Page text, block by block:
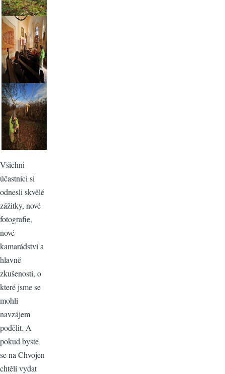
Všichni
účastníci si
odnesli skvělé
zážitky, nové
fotografie,
nové
kamarádství a
hlavně
zkušenosti, o
které jsme se
mohli
navzájem
podělit. A
pokud byste
se na Chvojen
chtěli vydat